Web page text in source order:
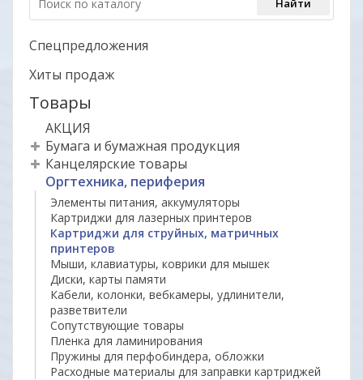
Спецпредложения
Хиты продаж
Товары
АКЦИЯ
Бумага и бумажная продукция
Канцелярские товары
Оргтехника, периферия
Элементы питания, аккумуляторы
Картриджи для лазерных принтеров
Картриджи для струйных, матричных
принтеров
Мыши, клавиатуры, коврики для мышек
Диски, карты памяти
Кабели, колонки, вебкамеры, удлинители,
разветвители
Сопутствующие товары
Пленка для ламинирования
Пружины для перфобиндера, обложки
Расходные материалы для заправки картриджей